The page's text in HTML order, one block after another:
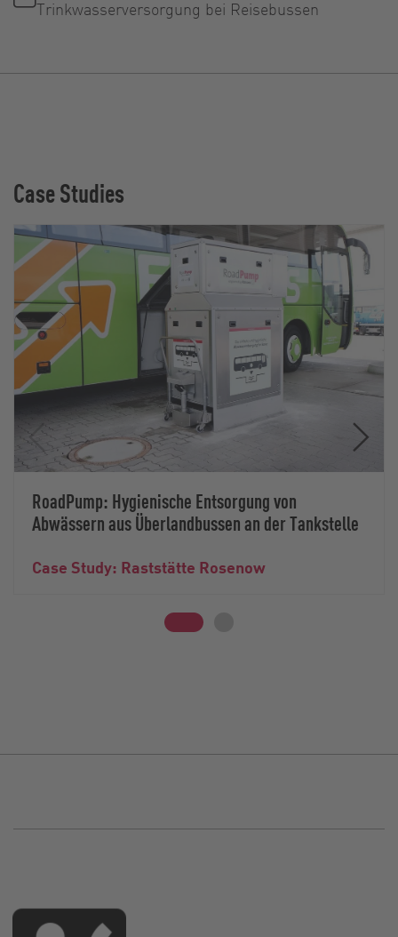
Trinkwasserversorgung bei Reisebussen
Case Studies
RoadPump: Hygienische Entsorgung von
Abwässern aus Überlandbussen an der Tankstelle
Case Study: Raststätte Rosenow